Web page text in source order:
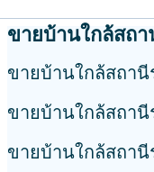
ขายบ้านใกล้สถ
ขายบ้านใกล้สถา
ขายบ้านใกล้สถา
ขายบ้านใกล้สถานี